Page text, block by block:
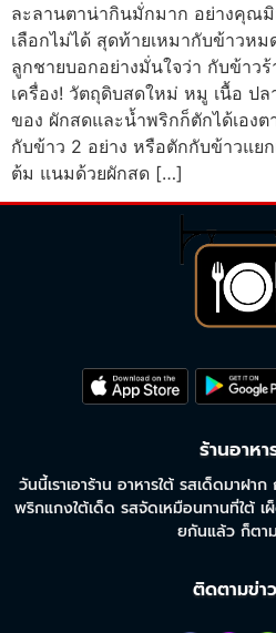
ละลานตาน่ากินมั่กมาก อย่างคุณ
เลือกไม่ได้ สุดท้ายเหมากับข้าวห
ลูกชายบอกอย่างมั่นใจว่า กับข้าว
เครื่อง! วัตถุดิบสดใหม่ หมู เนื้อ ป
ของ ผักสดและน้ำพริกก็ตักได้เอง
กับข้าว 2 อย่าง หรือตักกับข้าวแย
ต้ม แนมด้วยผักสด […]
ร้านอาหา
วันนี้เราเอาร้าน อาหารใต้ รสเด็ดมาฝา
พริกแกงใต้เด็ด รสจัดเหมือนทานที่ใต้ เ
ยกันแล้ว ก็ตา
ติดตามข่า